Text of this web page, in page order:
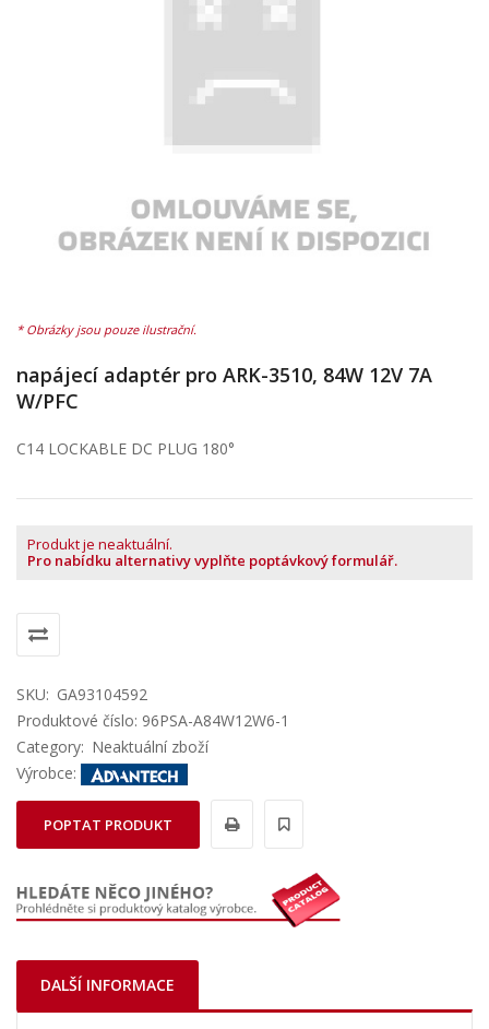
napájecí adaptér pro ARK-3510, 84W 12V 7A
W/PFC
C14 LOCKABLE DC PLUG 180°
Produkt je neaktuální.
Pro nabídku alternativy vyplňte poptávkový formulář.
SKU: GA93104592
Produktové číslo: 96PSA-A84W12W6-1
Category: Neaktuální zboží
Výrobce:
POPTAT PRODUKT
DALŠÍ INFORMACE